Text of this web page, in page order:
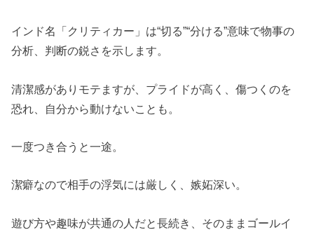
インド名「クリティカー」は“切る”“分ける”意味で物事の
分析、判断の鋭さを示します。
清潔感がありモテますが、プライドが高く、傷つくのを
恐れ、自分から動けないことも。
一度つき合うと一途。
潔癖なので相手の浮気には厳しく、嫉妬深い。
遊び方や趣味が共通の人だと長続き、そのままゴールイ